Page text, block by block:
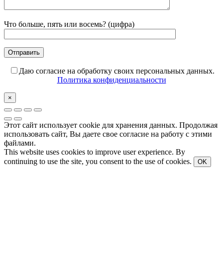
Что больше, пять или восемь? (цифра)
Даю согласие на обработку своих персональных данных.
Политика конфиденциальности
×
Этот сайт использует cookie для хранения данных. Продолжая
использовать сайт, Вы даете свое согласие на работу с этими
файлами.
This website uses cookies to improve user experience. By
continuing to use the site, you consent to the use of cookies.
OK